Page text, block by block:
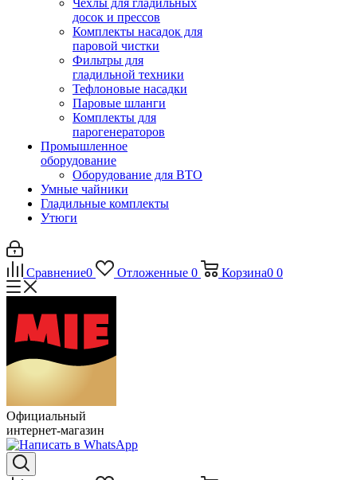
Чехлы для гладильных
досок и прессов
Комплекты насадок для
паровой чистки
Фильтры для
гладильной техники
Тефлоновые насадки
Паровые шланги
Комплекты для
парогенераторов
Промышленное
оборудование
Оборудование для ВТО
Умные чайники
Гладильные комплекты
Утюги
Сравнение0 Отложенные 0 Корзина0 0
Официальный
интернет-магазин